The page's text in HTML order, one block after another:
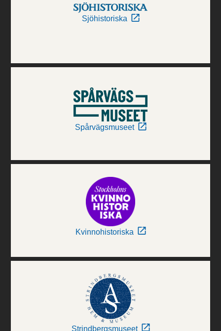
Sjöhistoriska
Spårvägsmuseet
Kvinnohistoriska
Strindbergsmuseet